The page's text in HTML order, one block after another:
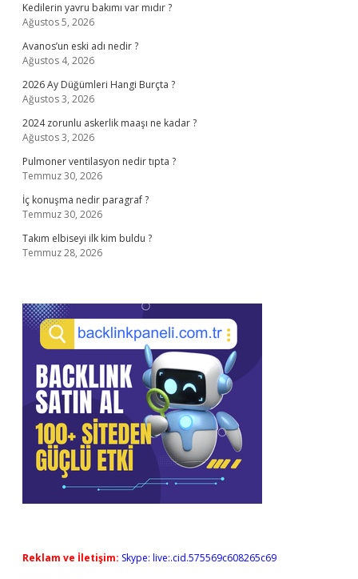
Kedilerin yavru bakımı var mıdır ?
Ağustos 5, 2026
Avanos’un eski adı nedir ?
Ağustos 4, 2026
2026 Ay Düğümleri Hangi Burçta ?
Ağustos 3, 2026
2024 zorunlu askerlik maaşı ne kadar ?
Ağustos 3, 2026
Pulmoner ventilasyon nedir tıpta ?
Temmuz 30, 2026
İç konuşma nedir paragraf ?
Temmuz 30, 2026
Takım elbiseyi ilk kim buldu ?
Temmuz 28, 2026
Reklam ve İletişim: Skype: live:.cid.575569c608265c69